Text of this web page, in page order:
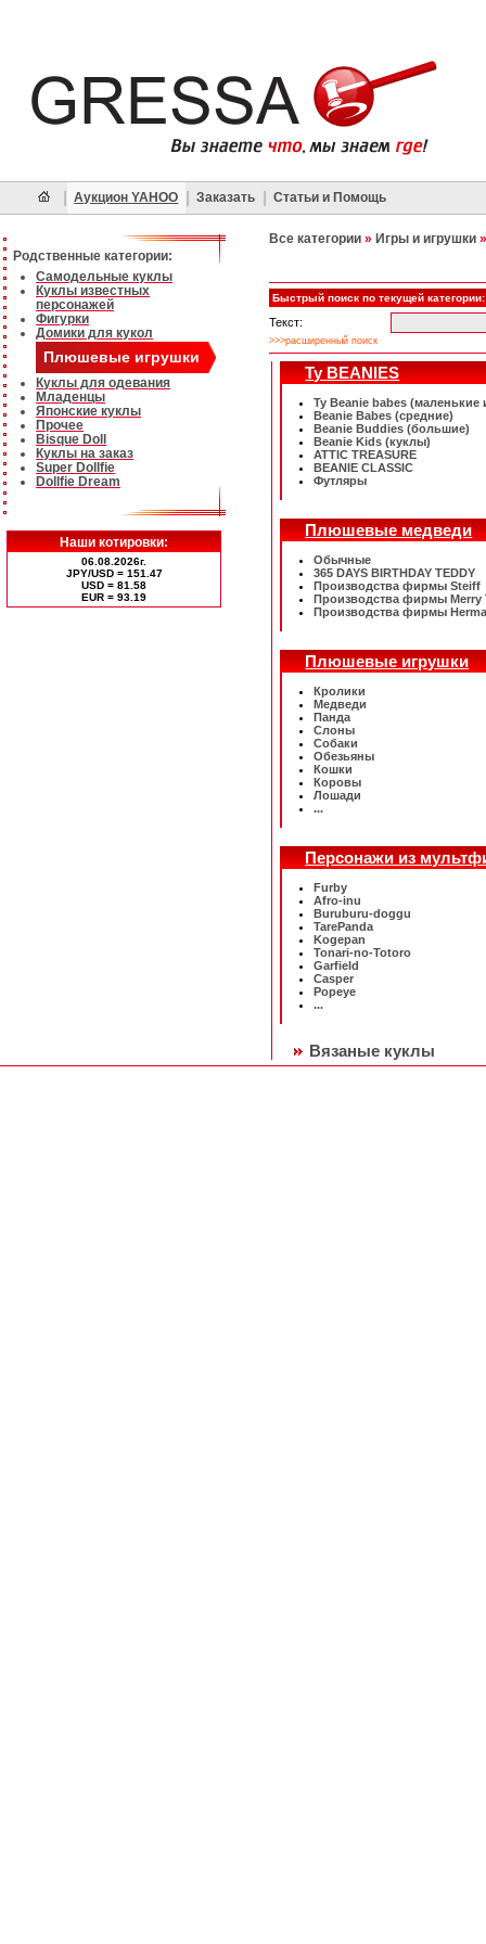
Аукцион YAHOO Заказать Статьи и Помощь
Родственные категории:
Самодельные куклы
Куклы известных
персонажей
Фигурки
Домики для кукол
Плюшевые игрушки
Куклы для одевания
Младенцы
Японские куклы
Прочее
Bisque Doll
Куклы на заказ
Super Dollfie
Dollfie Dream
Наши котировки:
06.08.2026г.
JPY/USD = 151.47
USD = 81.58
ЕUR = 93.19
Все категории » Игры и игрушки »
Быстрый поиск по текущей категории:
Текст:
>>>расширенный поиск
Ty BEANIES
Ty Beanie babes (маленькие
Beanie Babes (средние)
Beanie Buddies (большие)
Beanie Kids (куклы)
ATTIC TREASURE
BEANIE CLASSIC
Футляры
Плюшевые медведи
Обычные
365 DAYS BIRTHDAY TEDDY
Производства фирмы Steiff
Производства фирмы Merry
Производства фирмы
Плюшевые игрушки
Кролики
Медведи
Панда
Слоны
Собаки
Обезьяны
Кошки
Коровы
Лошади
...
Персонажи из
Furby
Afro-inu
Buruburu-doggu
TarePanda
Kogepan
Tonari-no-Totoro
Garfield
Casper
Popeye
...
Вязаные куклы